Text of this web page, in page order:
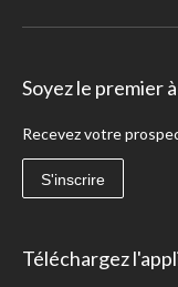
Soyez le premier
Recevez votre
S'inscrire
Téléchargez